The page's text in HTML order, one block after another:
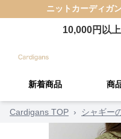
ニットカーディガン
10,000円以
新着商品 商
Cardigans TOP › シャギー